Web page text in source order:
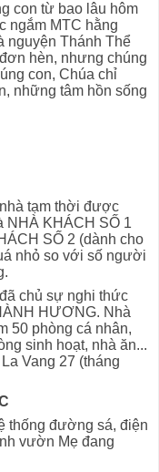
con từ bao lâu hôm
ngắm MTC hằng
nguyện Thánh Thể
hèn, nhưng chúng
con, Chúa chỉ
những tâm hồn sống
tạm thời được
NHÀ KHÁCH SỐ 1
SỐ 2 (dành cho
nhỏ so với số người
chủ sự nghi thức
HƯƠNG. Nhà
50 phòng cá nhân,
sinh hoạt, nhà ăn...
Vang 27 (tháng
thống đường sá, điện
vườn Mẹ đang